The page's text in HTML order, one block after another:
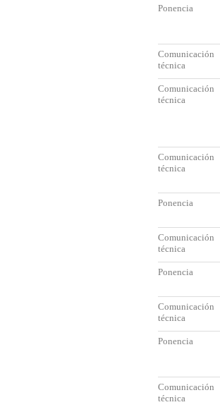
Ponencia
Comunicación
técnica
Comunicación
técnica
Comunicación
técnica
Ponencia
Comunicación
técnica
Ponencia
Comunicación
técnica
Ponencia
Comunicación
técnica